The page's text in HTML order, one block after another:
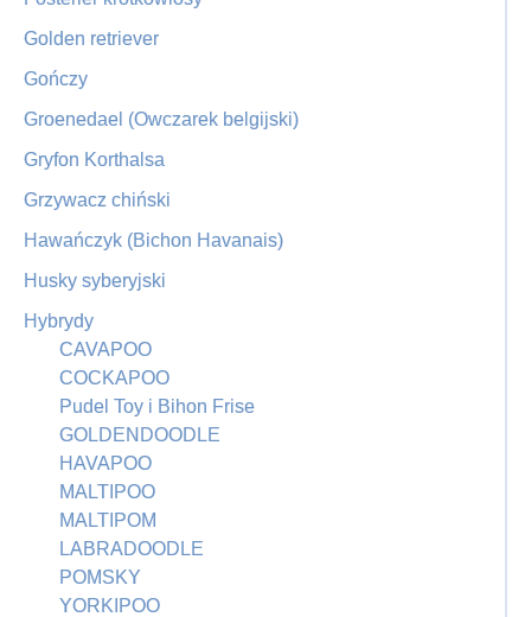
Golden retriever
Gończy
Groenedael (Owczarek belgijski)
Gryfon Korthalsa
Grzywacz chiński
Hawańczyk (Bichon Havanais)
Husky syberyjski
Hybrydy
CAVAPOO
COCKAPOO
Pudel Toy i Bihon Frise
GOLDENDOODLE
HAVAPOO
MALTIPOO
MALTIPOM
LABRADOODLE
POMSKY
YORKIPOO